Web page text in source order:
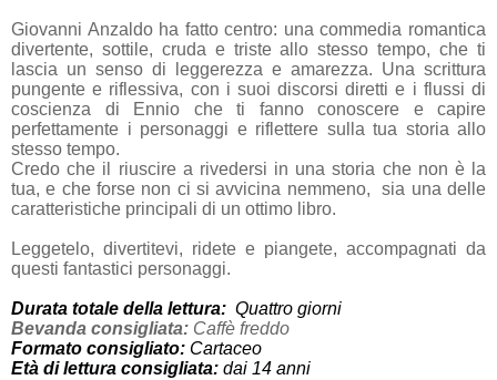
Giovanni Anzaldo ha fatto centro: una commedia romantica
divertente, sottile, cruda e triste allo stesso tempo, che ti
lascia un senso di leggerezza e amarezza. Una scrittura
pungente e riflessiva, con i suoi discorsi diretti e i flussi di
coscienza di Ennio che ti fanno conoscere e capire
perfettamente i personaggi e riflettere sulla tua storia allo
stesso tempo.
Credo che il riuscire a rivedersi in una storia che non è la
tua, e che forse non ci si avvicina nemmeno, sia una delle
caratteristiche principali di un ottimo libro.
Leggetelo, divertitevi, ridete e piangete, accompagnati da
questi fantastici personaggi.
Durata totale della lettura: Quattro giorni
Bevanda consigliata: Caffè freddo
Formato consigliato: Cartaceo
Età di lettura consigliata: dai 14 anni